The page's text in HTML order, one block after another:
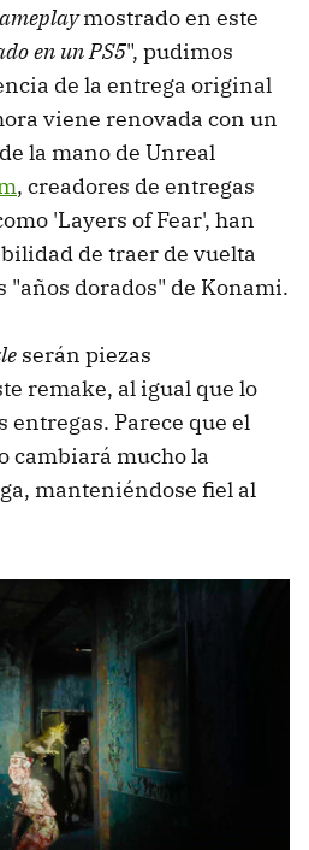
mostrado en este
en un PS5", pudimos
de la entrega original
viene renovada con un
la mano de Unreal
, creadores de entregas
'Layers of Fear', han
de traer de vuelta
"años dorados" de Konami.
serán piezas
remake, al igual que lo
entregas. Parece que el
cambiará mucho la
manteniéndose fiel al